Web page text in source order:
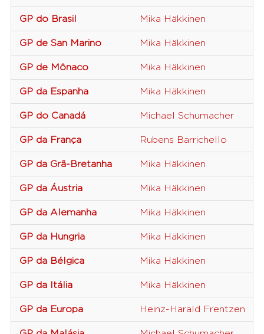
GP do Brasil Mika Häkkinen
GP de San Marino Mika Häkkinen
GP de Mônaco Mika Häkkinen
GP da Espanha Mika Häkkinen
GP do Canadá Michael Schumacher
GP da França Rubens Barrichello
GP da Grã-Bretanha Mika Häkkinen
GP da Áustria Mika Häkkinen
GP da Alemanha Mika Häkkinen
GP da Hungria Mika Häkkinen
GP da Bélgica Mika Häkkinen
GP da Itália Mika Häkkinen
GP da Europa Heinz-Harald Frentzen